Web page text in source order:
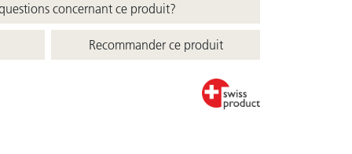
concernant ce produit?
Recommander ce produit